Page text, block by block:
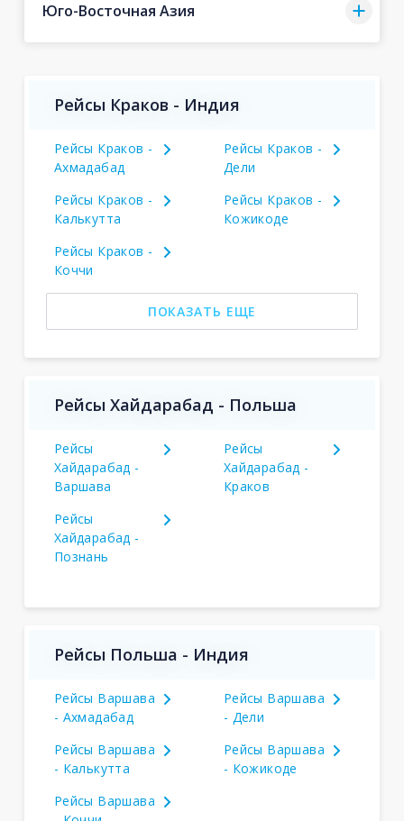
Юго-Восточная Азия
Рейсы Краков - Индия
Рейсы Краков -
Ахмадабад
Рейсы Краков -
Дели
Рейсы Краков -
Калькутта
Рейсы Краков -
Кожикоде
Рейсы Краков -
Коччи
ПОКАЗАТЬ ЕЩЕ
Рейсы Хайдарабад - Польша
Рейсы
Хайдарабад -
Варшава
Рейсы
Хайдарабад -
Краков
Рейсы
Хайдарабад -
Познань
Рейсы Польша - Индия
Рейсы Варшава
- Ахмадабад
Рейсы Варшава
- Дели
Рейсы Варшава
- Калькутта
Рейсы Варшава
- Кожикоде
Рейсы Варшава